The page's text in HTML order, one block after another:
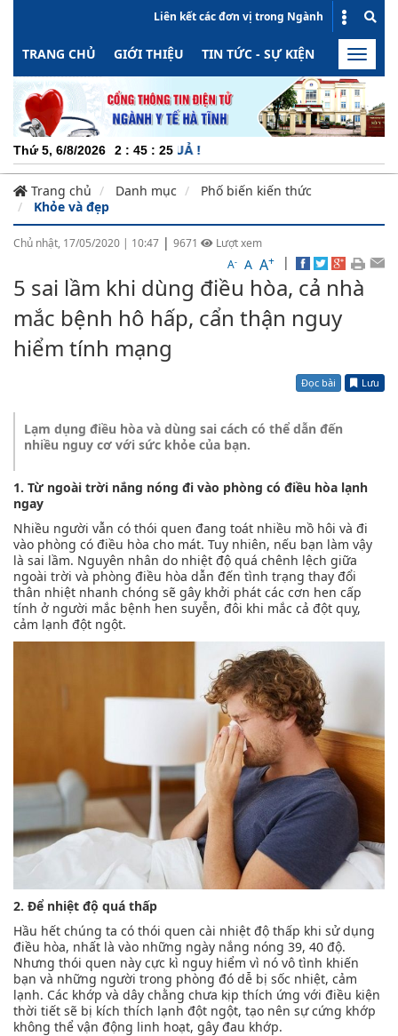
Liên kết các đơn vị trong Ngành
TRANG CHỦ GIỚI THIỆU TIN TỨC - SỰ KIỆN HOẠT
Toggle
Thứ 5, 6/8/2026 2 : 45 : 25
Trang chủ Danh mục
Phố biến kiến thức
Khỏe và đẹp
Chủ nhật, 17/05/2020 | 10:47 | 9671
Lượt xem
A- A A+ |
5 sai lầm khi dùng điều hòa, cả nhà
mắc bệnh hô hấp, cẩn thận nguy
hiểm tính mạng
Đọc bài Lưu
Lạm dụng điều hòa và dùng sai cách có thể dẫn đến
nhiều nguy cơ với sức khỏe của bạn.
1. Từ ngoài trời nắng nóng đi vào phòng có điều hòa lạnh
ngay
Nhiều người vẫn có thói quen đang toát nhiều mồ hôi và đi
vào phòng có điều hòa cho mát. Tuy nhiên, nếu bạn làm vậy
là sai lầm. Nguyên nhân do nhiệt độ quá chênh lệch giữa
ngoài trời và phòng điều hòa dẫn đến tình trạng thay đổi
thân nhiệt nhanh chóng sẽ gây khởi phát các cơn hen cấp
tính ở người mắc bệnh hen suyễn, đôi khi mắc cả đột quỵ,
cảm lạnh đột ngột.
2. Để nhiệt độ quá thấp
Hầu hết chúng ta có thói quen cài nhiệt độ thấp khi sử dụng
điều hòa, nhất là vào những ngày nắng nóng 39, 40 độ.
Nhưng thói quen này cực kì nguy hiểm vì nó vô tình khiến
bạn và những người trong phòng đó dễ bị sốc nhiệt, cảm
lạnh. Các khớp và dây chằng chưa kịp thích ứng với điều kiện
thời tiết sẽ bị kích thích lạnh đột ngột, tạo nên sự cứng khớp
không thể vận động linh hoạt, gây đau khớp.